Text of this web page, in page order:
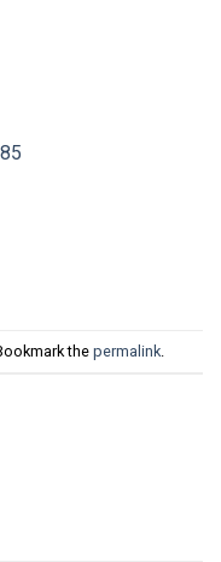
the permalink.